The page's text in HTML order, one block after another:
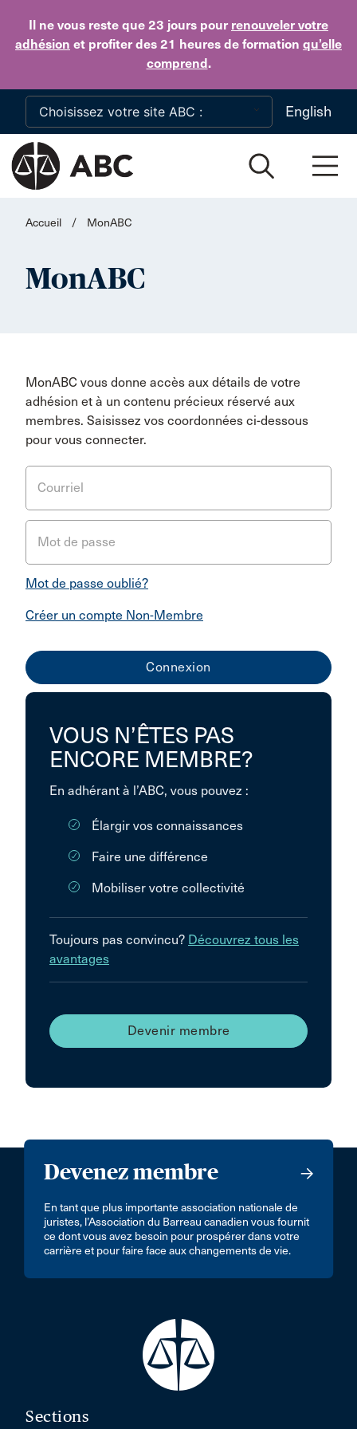
Il ne vous reste que 23 jours pour renouveler votre
adhésion et profiter des 21 heures de formation qu’elle
comprend.
Skip to main content
English
Accueil / MonABC
MonABC
MonABC vous donne accès aux détails de votre
adhésion et à un contenu précieux réservé aux
membres. Saisissez vos coordonnées ci-dessous
pour vous connecter.
Courriel
Mot de passe
Mot de passe oublié?
Créer un compte Non-Membre
VOUS N’ÊTES PAS
ENCORE MEMBRE?
En adhérant à l’ABC, vous pouvez :
Élargir vos connaissances
Faire une différence
Mobiliser votre collectivité
Toujours pas convincu? Découvrez tous les
avantages
Devenir membre
Devenez membre
En tant que plus importante association nationale de
juristes, l’Association du Barreau canadien vous fournit
ce dont vous avez besoin pour prospérer dans votre
carrière et pour faire face aux changements de vie.
Sections